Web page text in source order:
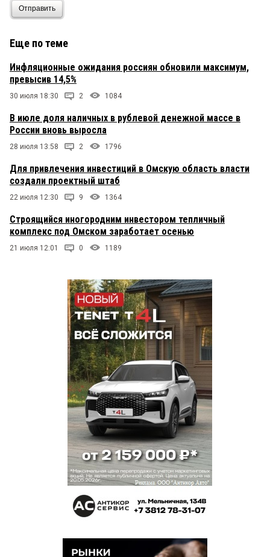
Отправить
Еще по теме
Инфляционные ожидания россиян обновили максимум,
превысив 14,5%
30 июля 18:30 2 1084
В июле доля наличных в рублевой денежной массе в
России вновь выросла
28 июля 13:58 2 1796
Для привлечения инвестиций в Омскую область власти
создали проектный штаб
22 июля 12:30 9 1364
Строящийся иногородним инвестором тепличный
комплекс под Омском заработает осенью
21 июля 12:01 0 1189